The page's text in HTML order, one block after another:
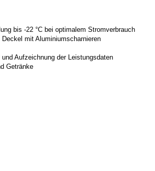
bis -22 °C bei optimalem Stromverbrauch
mit Aluminiumscharnieren
Aufzeichnung der Leistungsdaten
Getränke